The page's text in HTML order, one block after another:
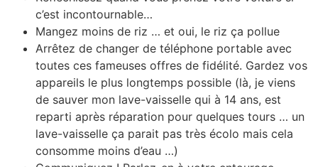
c’est incontournable…
Mangez moins de riz … et oui, le riz ça pollue
Arrêtez de changer de téléphone portable avec
toutes ces fameuses offres de fidélité. Gardez vos
appareils le plus longtemps possible (là, je viens
de sauver mon lave-vaisselle qui à 14 ans, est
reparti après réparation pour quelques tours … un
lave-vaisselle ça parait pas très écolo mais cela
consomme moins d’eau …)